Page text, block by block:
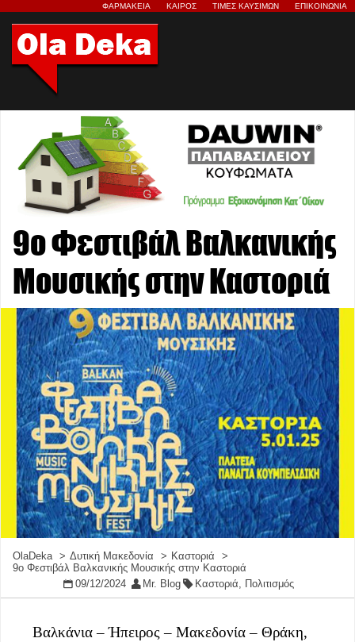
ΦΑΡΜΑΚΕΙΑ ΚΑΙΡΟΣ ΤΙΜΕΣ ΚΑΥΣΙΜΩΝ ΕΠΙΚΟΙΝΩΝΙΑ
9ο Φεστιβάλ Βαλκανικής
Μουσικής στην Καστοριά
OlaDeka Δυτική Μακεδονία
Καστοριά
9ο Φεστιβάλ Βαλκανικής Μουσικής στην Καστοριά
09/12/2024
Mr. Blog Καστοριά Πολιτισμός
Βαλκάνια – Ήπειρος – Μακεδονία – Θράκη,